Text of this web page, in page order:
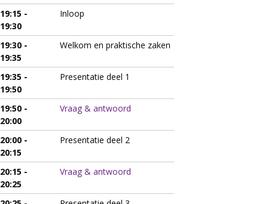
19:15 -
19:30
Inloop
19:30 -
19:35
Welkom en praktische zaken
19:35 -
19:50
Presentatie deel 1
19:50 -
20:00
Vraag & antwoord
20:00 -
20:15
Presentatie deel 2
20:15 -
20:25
Vraag & antwoord